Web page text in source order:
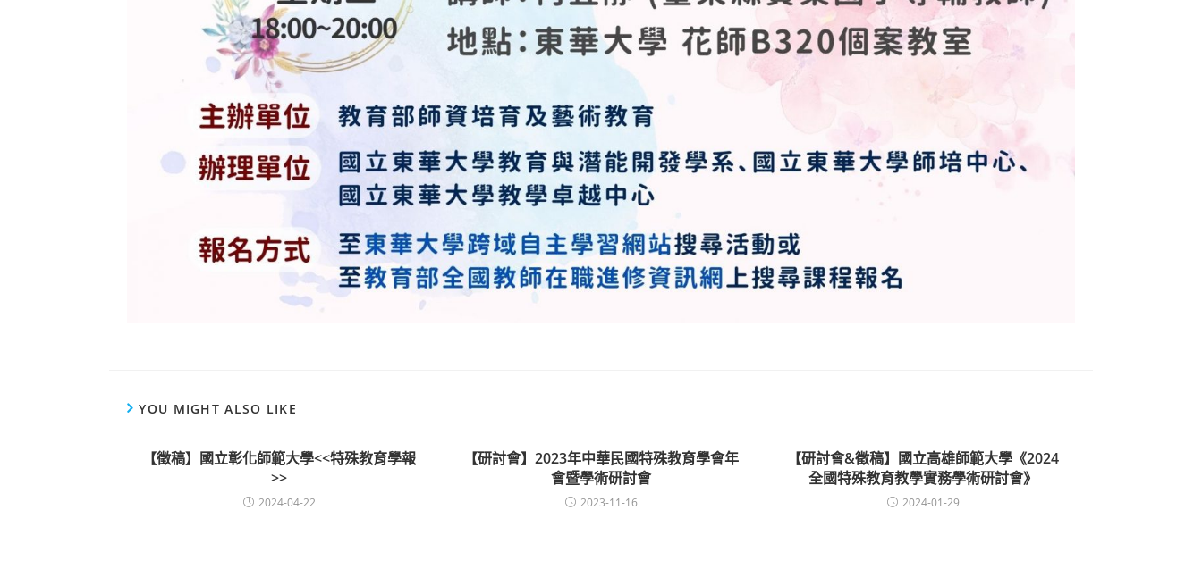
YOU MIGHT ALSO LIKE
【徵稿】國立彰化師範大學<<特殊教育學報
>>
2024-04-22
【研討會】2023年中華民國特殊教育學會年
會暨學術研討會
2023-11-16
【研討會&徵稿】國立高雄師範大學《2024
全國特殊教育教學實務學術研討會》
2024-01-29